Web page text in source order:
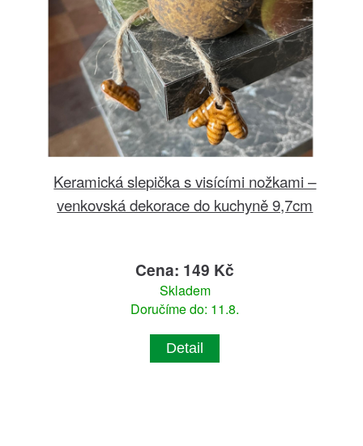
Keramická slepička s visícími nožkami –
venkovská dekorace do kuchyně 9,7cm
Cena: 149 Kč
Skladem
Doručíme do: 11.8.
Detail